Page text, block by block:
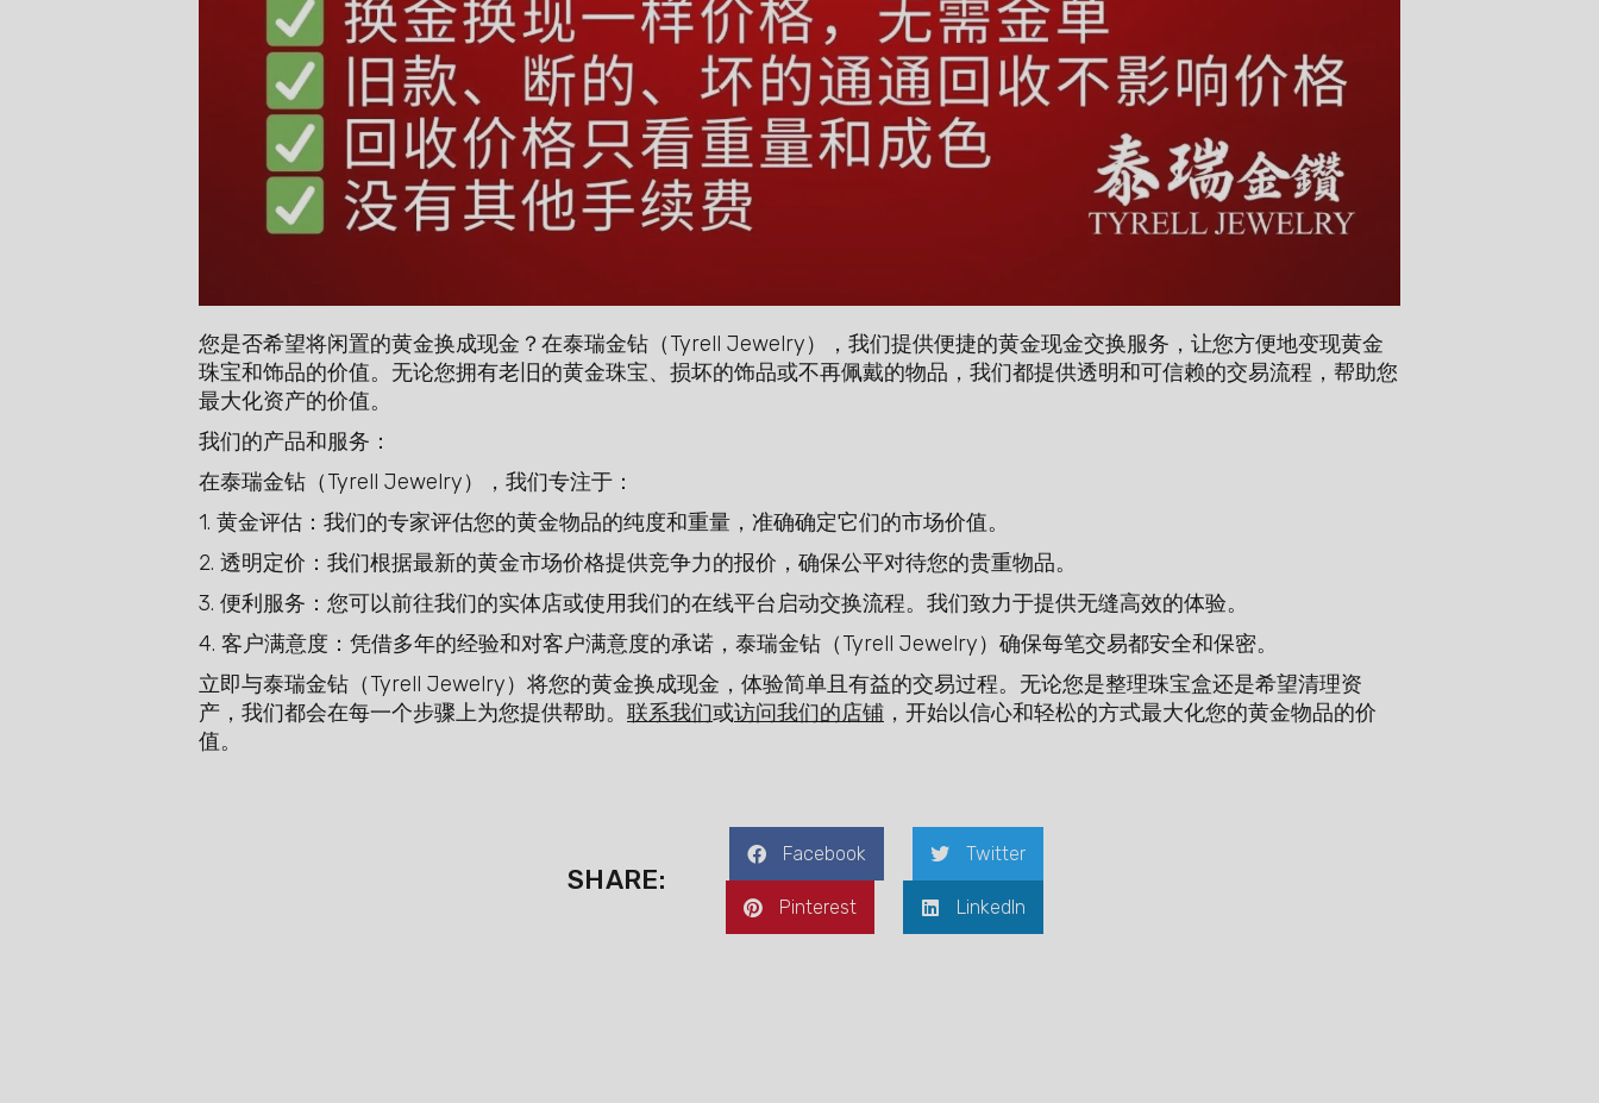
您是否希望将闲置的黄金换成现金？在泰瑞金钻（Tyrell Jewelry），我们提供便捷的黄金现金交换服务，让您方便地变现黄金
珠宝和饰品的价值。无论您拥有老旧的黄金珠宝、损坏的饰品或不再佩戴的物品，我们都提供透明和可信赖的交易流程，帮助您
最大化资产的价值。
我们的产品和服务：
在泰瑞金钻（Tyrell Jewelry），我们专注于：
1. 黄金评估：我们的专家评估您的黄金物品的纯度和重量，准确确定它们的市场价值。
2. 透明定价：我们根据最新的黄金市场价格提供竞争力的报价，确保公平对待您的贵重物品。
3. 便利服务：您可以前往我们的实体店或使用我们的在线平台启动交换流程。我们致力于提供无缝高效的体验。
4. 客户满意度：凭借多年的经验和对客户满意度的承诺，泰瑞金钻（Tyrell Jewelry）确保每笔交易都安全和保密。
立即与泰瑞金钻（Tyrell Jewelry）将您的黄金换成现金，体验简单且有益的交易过程。无论您是整理珠宝盒还是希望清理资
产，我们都会在每一个步骤上为您提供帮助。 联系我们或访问我们的店铺 ，开始以信心和轻松的方式最大化您的黄金物品的价
值。
SHARE:
Facebook Twitter
Pinterest LinkedIn